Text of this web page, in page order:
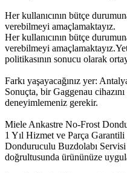
Her kullanıcının bütçe
verebilmeyi amaçlamaktayız.
Her kullanıcının bütçe
verebilmeyi
politikasının sonucu olarak
Farkı yaşayacağınız yer:
Sonuçta, bir Gaggenau
deneyimlemeniz gerekir.
Miele Ankastre No-Frost
1 Yıl Hizmet ve Parça
Donduruculu Buzdolabı
doğrultusunda ürününüze